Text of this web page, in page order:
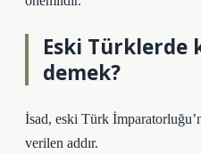
Eski Türklerde
demek?
İsad, eski Türk
verilen addır.